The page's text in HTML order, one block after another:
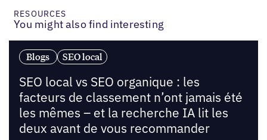
RESOURCES
You might also find interesting
Blogs SEO local
SEO local vs SEO organique : les
facteurs de classement n’ont jamais été
les mêmes – et la recherche IA lit les
deux avant de vous recommander